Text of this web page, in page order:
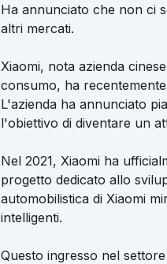
Ha annunciato che non ci
altri mercati.
Xiaomi, nota azienda
consumo, ha
L'azienda ha annunciato
l'obiettivo di diventare un
Nel 2021, Xiaomi ha
progetto dedicato allo
automobilistica di Xiaomi
intelligenti.
Questo ingresso nel